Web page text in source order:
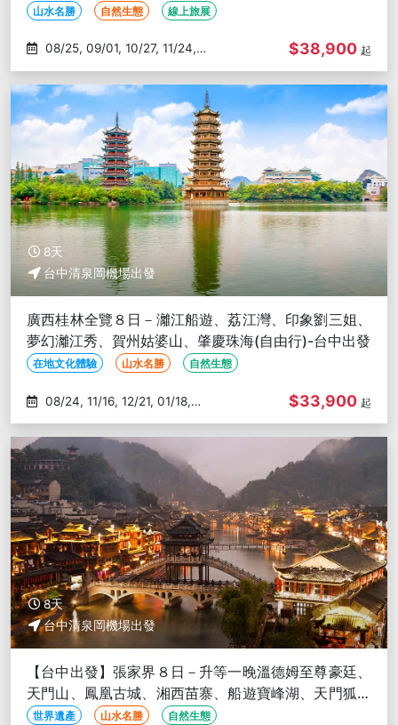
出發
山水名勝 自然生態 線上旅展
12/15
$38,900 起
8天
台中清泉岡機場出發
廣西桂林全覽８日－灕江船遊、荔江灣、印象劉三姐、
夢幻灕江秀、賀州姑婆山、肇慶珠海(自由行)-台中出發
在地文化體驗 山水名勝 自然生態
02/22
$33,900 起
8天
台中清泉岡機場出發
【台中出發】張家界８日－升等一晚溫德姆至尊豪廷、
天門山、鳳凰古城、湘西苗寨、船遊寶峰湖、天門狐仙
秀、三排椅(文化參訪)
世界遺產 山水名勝 自然生態